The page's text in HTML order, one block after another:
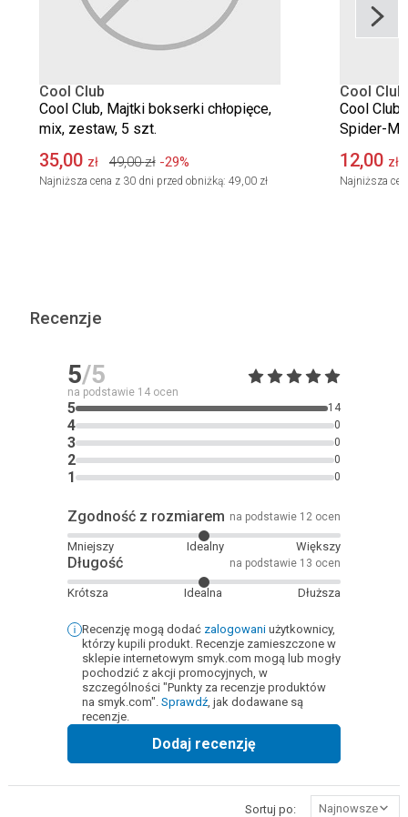
Cool Club
Cool Club, Majtki bokserki chłopięce,
mix, zestaw, 5 szt.
35,00 zł 49,00 zł -29%
Najniższa cena z 30 dni przed obniżką: 49,00 zł
Cool Club
Cool Club,
Spider-
12,00 zł
Najniższa
Recenzje
5/5
na podstawie 14 ocen
5 14
4 0
3 0
2 0
1 0
Zgodność z rozmiarem na podstawie 12 ocen
Mniejszy Idealny Większy
Długość na podstawie 13 ocen
Krótsza Idealna Dłuższa
Recenzję mogą dodać zalogowani użytkownicy,
którzy kupili produkt. Recenzje zamieszczone w
sklepie internetowym smyk.com mogą lub mogły
pochodzić z akcji promocyjnych, w
szczególności "Punkty za recenzje produktów
na smyk.com". Sprawdź, jak dodawane są
recenzje.
Dodaj recenzję
Sortuj po: Najnowsze